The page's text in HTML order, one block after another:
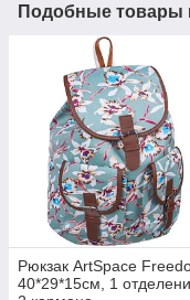
Подобные товары
Рюкзак ArtSpace
40*29*15см, 1